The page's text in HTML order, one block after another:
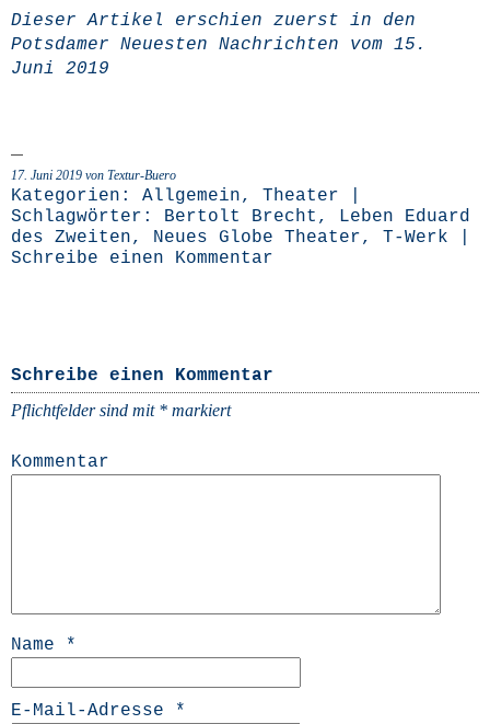
Die­ser Arti­kel erschien zuerst in den
Pots­da­mer Neu­es­ten Nach­rich­ten vom 15.
Juni 2019
17. Juni 2019 von Textur-Buero
Kategorien: Allgemein, Theater
Schlagwörter: Bertolt Brecht , Leben Eduard
des Zweiten, Neues Globe Theater, T-Werk
Schreibe einen Kommentar
Schreibe einen Kommentar
Pflichtfelder sind mit * markiert
Kommentar
Name *
E-Mail-Adresse *